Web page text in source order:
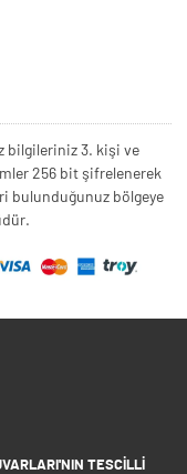
bilgileriniz 3. kişi ve
256 bit şifrelenerek
bulunduğunuz bölgeye
TESCILLI